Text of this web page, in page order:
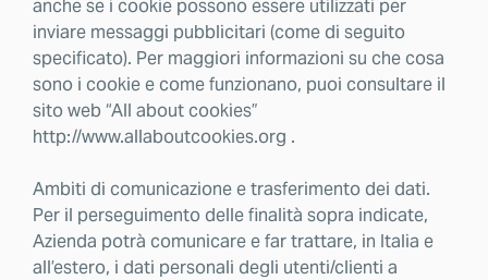
anche se i cookie possono essere utilizzati per
inviare messaggi pubblicitari (come di seguito
specificato). Per maggiori informazioni su che cosa
sono i cookie e come funzionano, puoi consultare il
sito web “All about cookies”
http://www.allaboutcookies.org .
Ambiti di comunicazione e trasferimento dei dati.
Per il perseguimento delle finalità sopra indicate,
Azienda potrà comunicare e far trattare, in Italia e
all’estero, i dati personali degli utenti/clienti a